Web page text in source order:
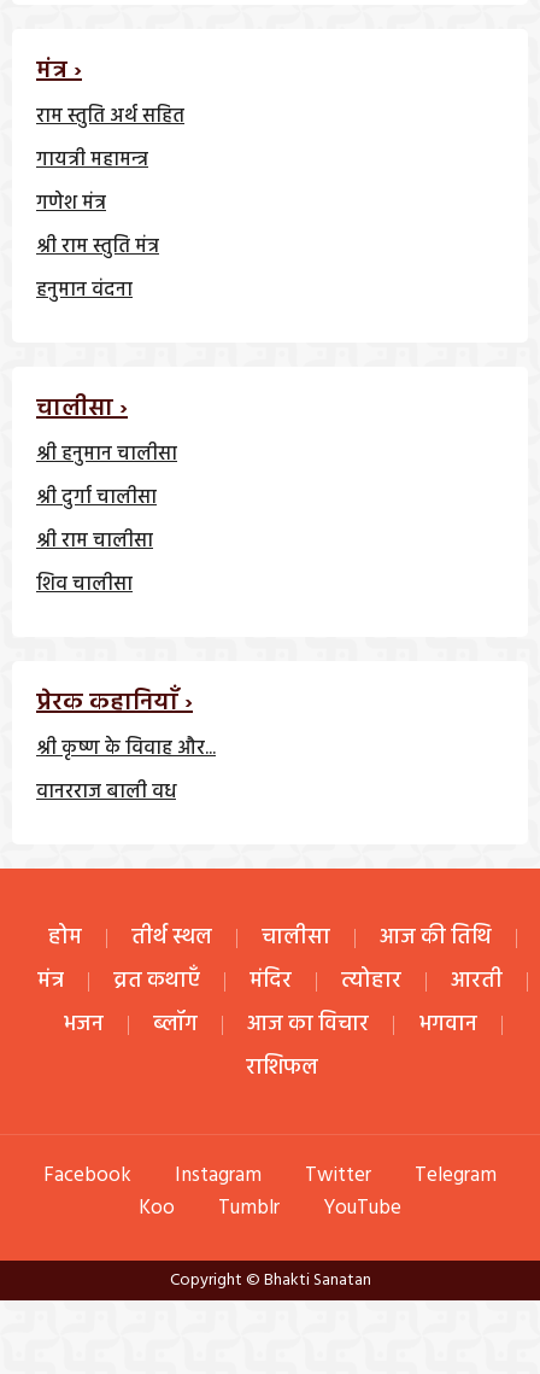
मंत्र ›
राम स्तुति अर्थ सहित
गायत्री महामन्त्र
गणेश मंत्र
श्री राम स्तुति मंत्र
हनुमान वंदना
चालीसा ›
श्री हनुमान चालीसा
श्री दुर्गा चालीसा
श्री राम चालीसा
शिव चालीसा
प्रेरक कहानियाँ ›
श्री कृष्ण के विवाह और...
वानरराज बाली वध
होम तीर्थ स्थल चालीसा
आज की तिथि
मंत्र
व्रत कथाएँ मंदिर त्योहार
आरती
भजन
ब्लॉग आज का विचार
भगवान
राशिफल
Facebook Instagram Twitter
Telegram
Koo
Tumblr YouTube
Copyright © Bhakti Sanatan